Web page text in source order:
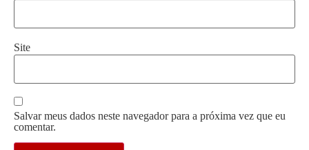
Site
Salvar meus dados neste navegador para a próxima vez que eu
comentar.